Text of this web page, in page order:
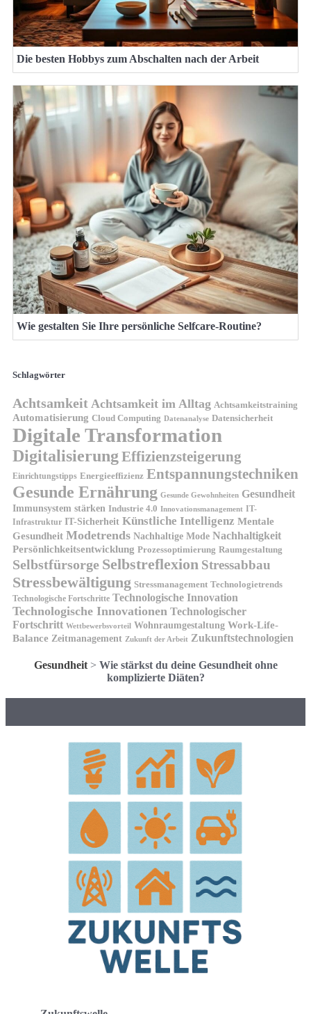
Die besten Hobbys zum Abschalten nach der Arbeit
Wie gestalten Sie Ihre persönliche Selfcare-Routine?
Schlagwörter
Achtsamkeit Achtsamkeit im Alltag Achtsamkeitstraining
Automatisierung Cloud Computing Datenanalyse Datensicherheit
Digitale Transformation
Digitalisierung Effizienzsteigerung
Einrichtungstipps Energieeffizienz Entspannungstechniken
Gesunde Ernährung Gesunde Gewohnheiten Gesundheit
Immunsystem stärken Industrie 4.0 Innovationsmanagement IT-
Infrastruktur IT-Sicherheit Künstliche Intelligenz Mentale
Gesundheit Modetrends Nachhaltige Mode Nachhaltigkeit
Persönlichkeitsentwicklung Prozessoptimierung Raumgestaltung
Selbstfürsorge Selbstreflexion Stressabbau
Stressbewältigung Stressmanagement Technologietrends
Technologische Fortschritte Technologische Innovation
Technologische Innovationen Technologischer
Fortschritt Wettbewerbsvorteil Wohnraumgestaltung Work-Life-
Balance Zeitmanagement Zukunft der Arbeit Zukunftstechnologien
Gesundheit> Wie stärkst du deine Gesundheit ohne
komplizierte Diäten?